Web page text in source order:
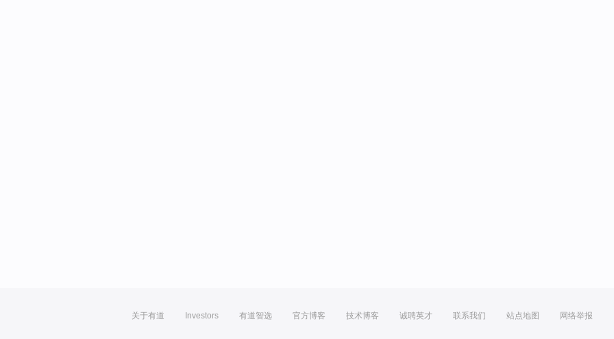
关于有道 Investors 有道智选 官方博客 技术博客 诚聘英才 联系我们 站点地图 网络举报